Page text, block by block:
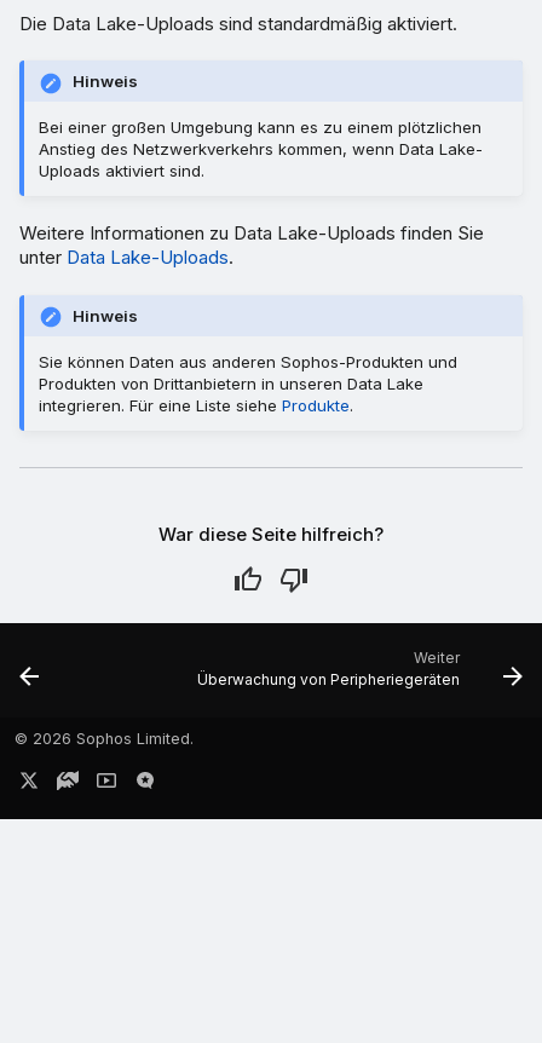
Die Data Lake-Uploads sind standardmäßig aktiviert.
Hinweis
Bei einer großen Umgebung kann es zu einem plötzlichen
Anstieg des Netzwerkverkehrs kommen, wenn Data Lake-
Uploads aktiviert sind.
Weitere Informationen zu Data Lake-Uploads finden Sie
unter Data Lake-Uploads.
Hinweis
Sie können Daten aus anderen Sophos-Produkten und
Produkten von Drittanbietern in unseren Data Lake
integrieren. Für eine Liste siehe Produkte.
War diese Seite hilfreich?
Weiter
Überwachung von Peripheriegeräten
© 2026 Sophos Limited.